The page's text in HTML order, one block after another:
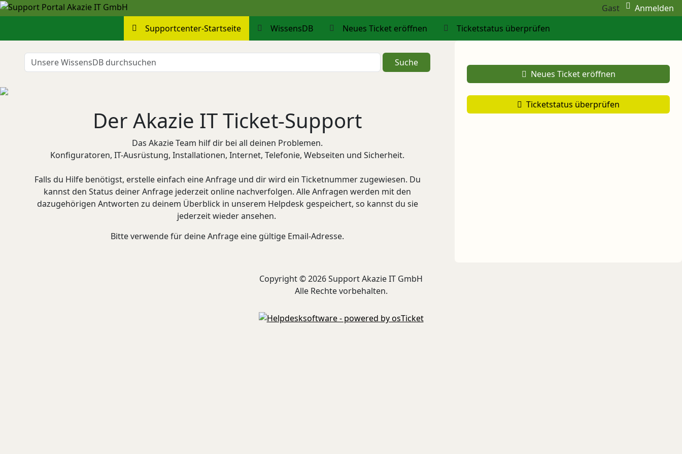
Gast
Anmelden
Supportcenter-Startseite(Aktuell)WissensDB Neues Ticket eröffnen Ticketstatus überprüfen
Suche
Der Akazie IT Ticket-Support
Das Akazie Team hilf dir bei all deinen Problemen.
Konfiguratoren, IT-Ausrüstung, Installationen, Internet, Telefonie, Webseiten und Sicherheit.
Falls du Hilfe benötigst, erstelle einfach eine Anfrage und dir wird ein Ticketnummer zugewiesen. Du
kannst den Status deiner Anfrage jederzeit online nachverfolgen. Alle Anfragen werden mit den
dazugehörigen Antworten zu deinem Überblick in unserem Helpdesk gespeichert, so kannst du sie
jederzeit wieder ansehen.
Bitte verwende für deine Anfrage eine gültige Email-Adresse.
Neues Ticket eröffnen
Ticketstatus überprüfen
Copyright © 2026 Support Akazie IT GmbH
Alle Rechte vorbehalten.